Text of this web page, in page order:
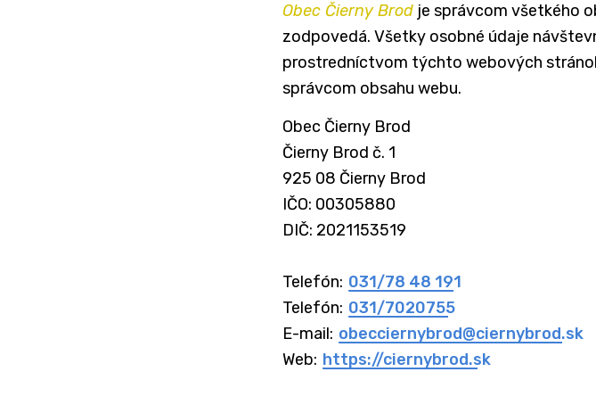
Obec Čierny Brod je správcom všetkého
zodpovedá. Všetky osobné údaje
prostredníctvom týchto webových
správcom obsahu webu.
Obec Čierny Brod
Čierny Brod č. 1
925 08 Čierny Brod
IČO: 00305880
DIČ: 2021153519
Telefón: 031/78 48 191
Telefón: 031/7020755
E-mail: obecciernybrod@ciernybrod.sk
Web: https://ciernybrod.sk